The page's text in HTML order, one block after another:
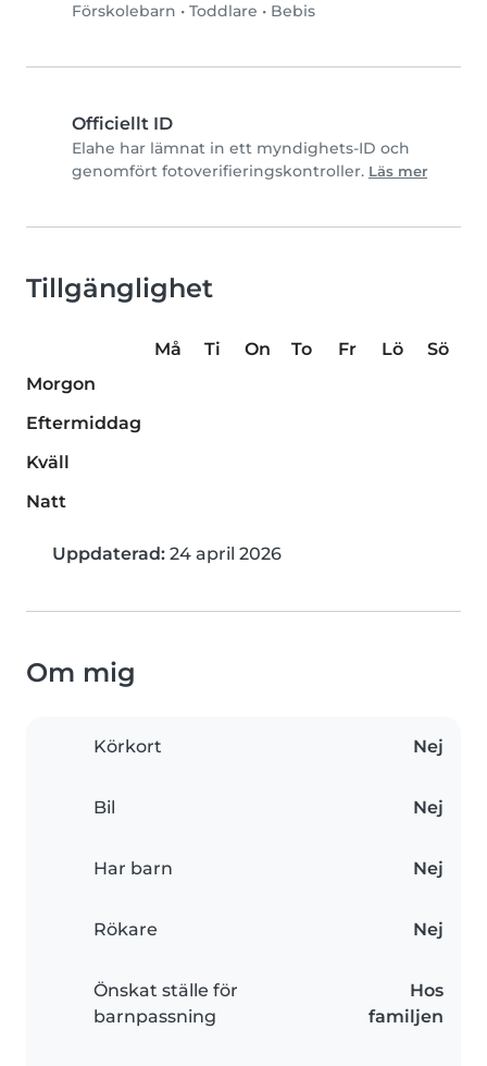
Förskolebarn • Toddlare • Bebis
Officiellt ID
Elahe har lämnat in ett myndighets-ID och
genomfört fotoverifieringskontroller. Läs mer
Tillgänglighet
Må Ti On To Fr Lö
Sö
Morgon
Eftermiddag
Kväll
Natt
Uppdaterad: 24 april 2026
Om mig
Körkort Nej
Bil Nej
Har barn Nej
Rökare Nej
Önskat ställe för
barnpassning
Hos
familjen